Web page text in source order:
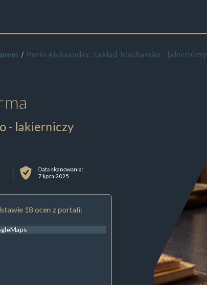
Puzio Aleksander. Zakład blacharsko - lakierniczy
- lakierniczy
Data skanowania:
7 lipca 2025
18 ocen z portali: